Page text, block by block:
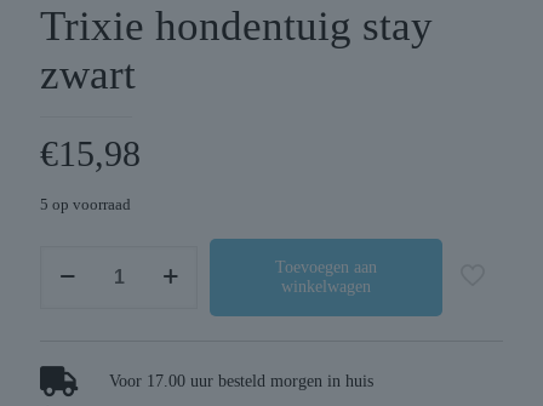
Trixie hondentuig stay
zwart
€15,98
5 op voorraad
aantal
Toevoegen aan
winkelwagen
Voor 17.00 uur besteld morgen in huis